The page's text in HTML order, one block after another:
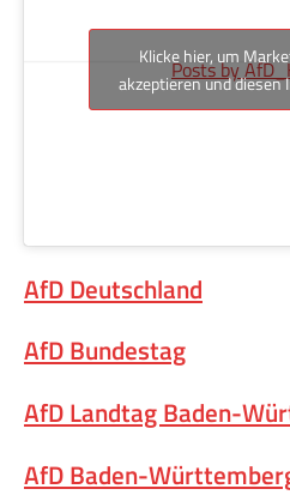
Posts by
Klicke hier, um
akzeptieren und diesen
AfD Deutschland
AfD Bundestag
AfD Landtag Baden-
AfD Baden-